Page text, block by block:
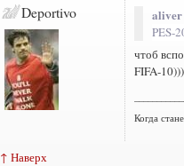
Deportivo aliver
PES-
чтоб
FIFA-10)))
Когда
↑ Наверх